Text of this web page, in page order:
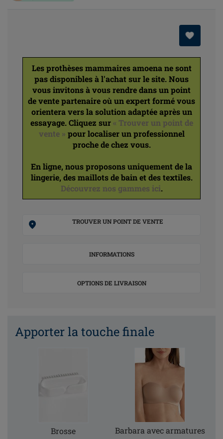
Les prothèses mammaires amoena ne sont
pas disponibles à l'achat sur le site. Nous
vous invitons à vous rendre dans un point
de vente partenaire où un expert formé vous
orientera vers la solution adaptée après un
essayage. Cliquez sur« Trouver un point de
vente » pour localiser un professionnel
proche de chez vous.
En ligne, nous proposons uniquement de la
lingerie, des maillots de bain et des textiles.
Découvrez nos gammes ici.
TROUVER UN POINT DE VENTE
INFORMATIONS
OPTIONS DE LIVRAISON
Apporter la touche finale
Brosse Barbara avec armatures